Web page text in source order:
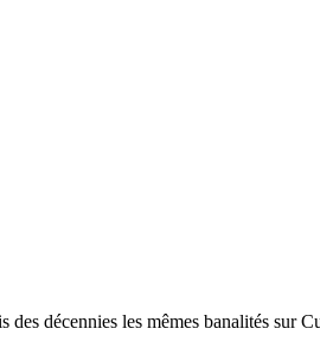
décennies les mêmes banalités sur